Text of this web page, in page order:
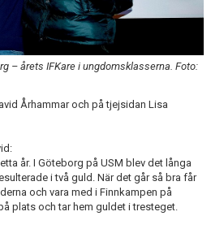
– årets IFKare i ungdomsklasserna. Foto:
Århammar och på tjejsidan Lisa
år. I Göteborg på USM blev det långa
i två guld. När det går så bra får
och vara med i Finnkampen på
plats och tar hem guldet i tresteget.